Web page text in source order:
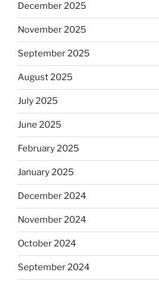
December 2025
November 2025
September 2025
August 2025
July 2025
June 2025
February 2025
January 2025
December 2024
November 2024
October 2024
September 2024